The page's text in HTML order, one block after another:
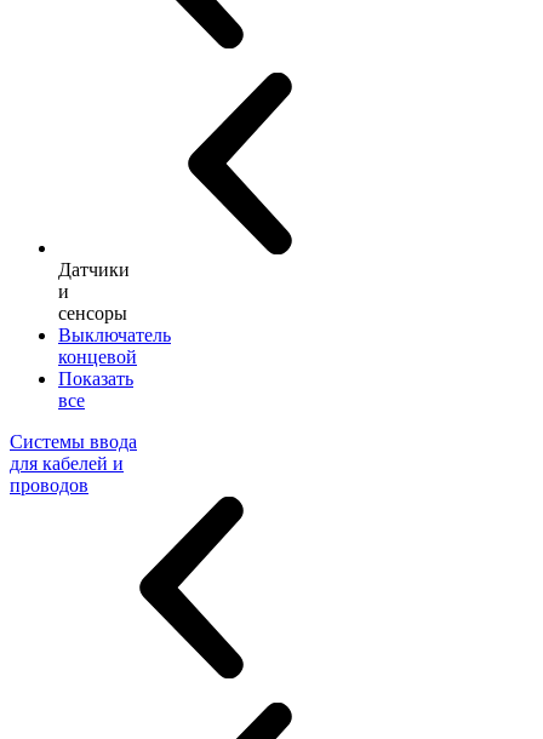
Датчики
и
сенсоры
Выключатель
концевой
Показать
все
Системы ввода
для кабелей и
проводов